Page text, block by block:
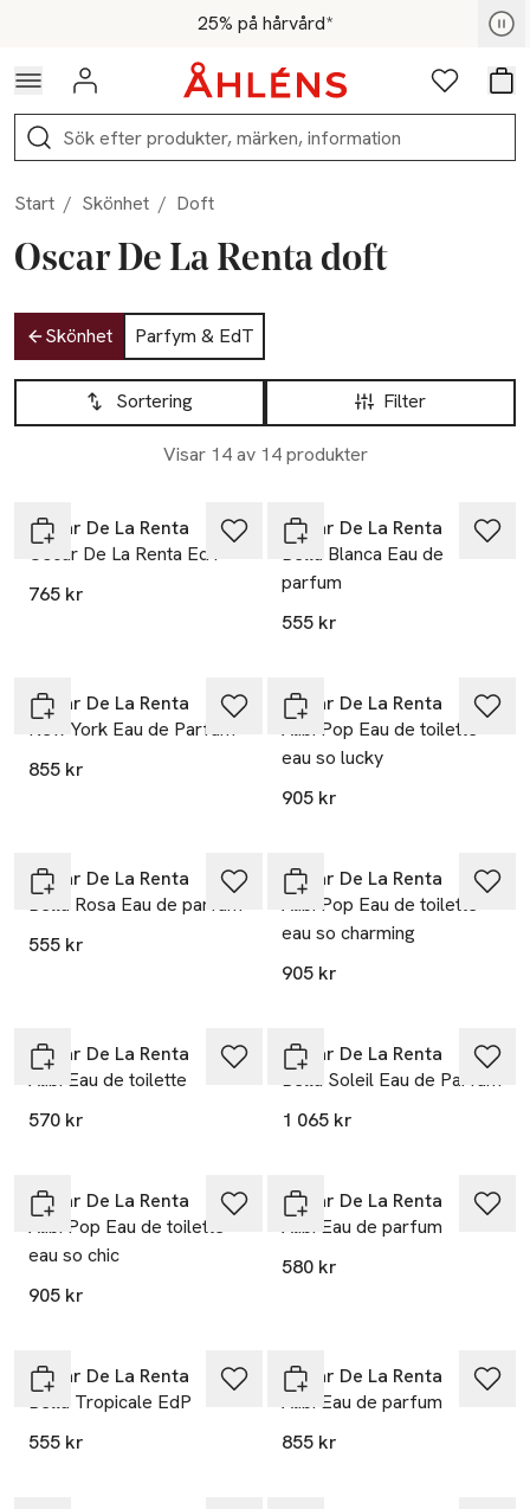
Hoppa till navigationsmenyn25% på hårvård*
För medlemmar - Shoppa nu
Logga in Favoriter
Sök
Start / Skönhet / Doft
Oscar De La Renta doft
Hoppa till produktsidan
Skönhet
Parfym & EdT
Hoppa till produktsidan
Filter
Sortering
Visar 14 av 14 produkter
Lista över produkter
Oscar De La Renta
Oscar De La Renta EdT
765 kr
Oscar De La Renta
Bella Blanca Eau de
parfum
555 kr
Oscar De La Renta
New York Eau de Parfum
855 kr
Oscar De La Renta
Alibi Pop Eau de toilette
eau so lucky
905 kr
Oscar De La Renta
Bella Rosa Eau de parfum
555 kr
Oscar De La Renta
Alibi Pop Eau de toilette
eau so charming
905 kr
Oscar De La Renta
Alibi Eau de toilette
570 kr
Oscar De La Renta
Bella Soleil Eau de Parfum
1 065 kr
Oscar De La Renta
Alibi Pop Eau de toilette
eau so chic
905 kr
Oscar De La Renta
Alibi Eau de parfum
580 kr
Oscar De La Renta
Bella Tropicale EdP
555 kr
Oscar De La Renta
Alibi Eau de parfum
855 kr